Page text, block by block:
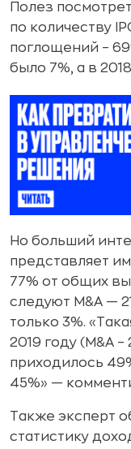
Полез
по количеству
поглощений –
было 7%, а в
Но больший
представляет
77% от общих
следуют M&A —
только 3%.
2019 году (M&A
приходилось
45%» —
Также эксперт
статистику